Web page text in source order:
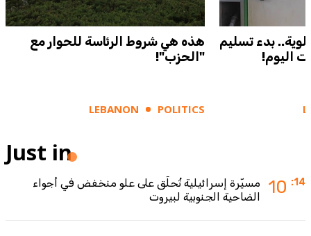
هذه هي شروط الرئاسة للحوار مع
"الحزب"!
LEBANON POLITICS
بدء تسليم
اليوم!
Just in
10 :14
مسيّرة إسرائيلية تُحلّق على علو منخفض في أجواء
الضاحية الجنوبية لبيروت